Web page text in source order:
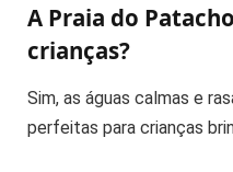
A Praia do
crianças?
Sim, as águas calmas e
perfeitas para crianças